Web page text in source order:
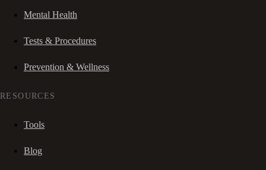
Mental Health
Tests & Procedures
Prevention & Wellness
RESOURCES
Tools
Blog